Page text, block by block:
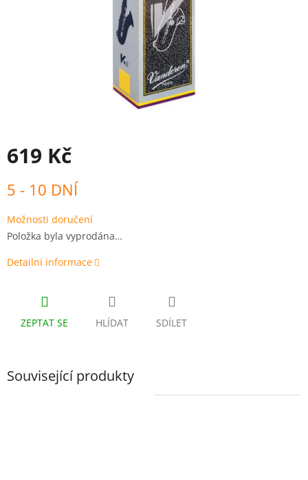
619 Kč
cena:
5 - 10 DNÍ
Možnosti doručení
Položka byla vyprodána…
Detailní informace
ZEPTAT SE HLÍDAT SDÍLET
Související produkty